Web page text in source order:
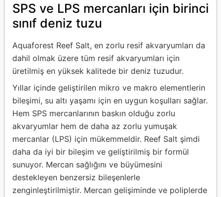
SPS ve LPS mercanları için birinci
sınıf deniz tuzu
Aquaforest Reef Salt, en zorlu resif akvaryumları da
dahil olmak üzere tüm resif akvaryumları için
üretilmiş en yüksek kalitede bir deniz tuzudur.
Yıllar içinde geliştirilen mikro ve makro elementlerin
bileşimi, su altı yaşamı için en uygun koşulları sağlar.
Hem SPS mercanlarının baskın olduğu zorlu
akvaryumlar hem de daha az zorlu yumuşak
mercanlar (LPS) için mükemmeldir. Reef Salt şimdi
daha da iyi bir bileşim ve geliştirilmiş bir formül
sunuyor. Mercan sağlığını ve büyümesini
destekleyen benzersiz bileşenlerle
zenginleştirilmiştir. Mercan gelişiminde ve poliplerde